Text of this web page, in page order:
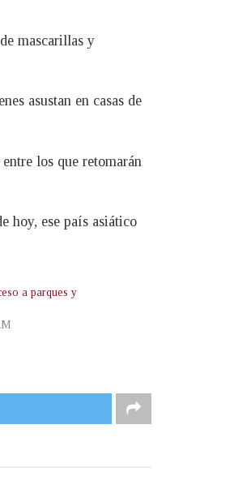
mascarillas y
asustan en casas de
los que retomarán
hoy, ese país asiático
a parques y